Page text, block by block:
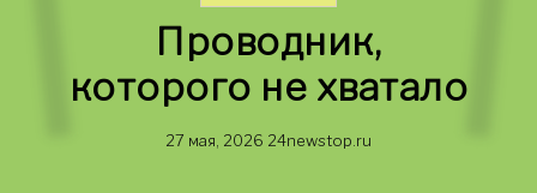
Проводник,
которого не хватало
27 мая, 2026 24newstop.ru